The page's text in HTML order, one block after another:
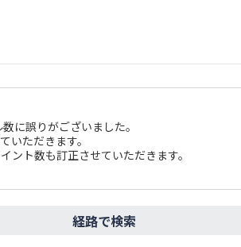
に誤りがございました。
いただきます。
ト数も訂正させていただきます。
経路で検索